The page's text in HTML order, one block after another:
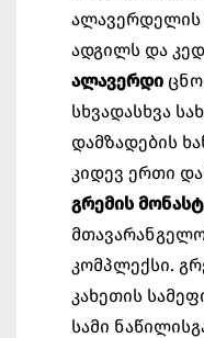
ალავერდელის
ადგილს და
ალავერდი
სხვადასხვა
დამზადების
კიდევ ერთი
გრემის
კომპლექსი.
კახეთის
სამი